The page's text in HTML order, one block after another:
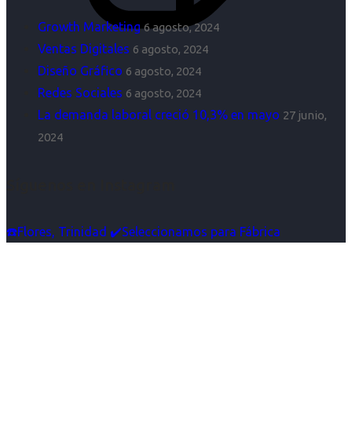
Growth Marketing 6 agosto, 2024
Ventas Digitales 6 agosto, 2024
Diseño Gráfico 6 agosto, 2024
Redes Sociales 6 agosto, 2024
La demanda laboral creció 10,3% en mayo 27 junio,
2024
☎️Flores, Trinidad ✔️Seleccionamos para Fábrica